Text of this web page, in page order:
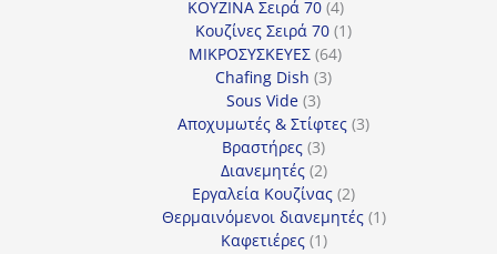
ΚΟΥΖΙΝΑ Σειρά 70 44
προϊόντα
Κουζίνες Σειρά 70 11
ΜΙΚΡΟΣΥΣΚΕΥΕΣ 6464
Chafing Dish 33
Sous Vide 33
προϊόντα
Αποχυμωτές & Στίφτες 33
Βραστήρες 33
προϊόντα
Διανεμητές 22
προϊόντα
Εργαλεία Κουζίνας 22
προϊόντα
Θερμαινόμενοι διανεμητές 11
Καφετιέρες 11